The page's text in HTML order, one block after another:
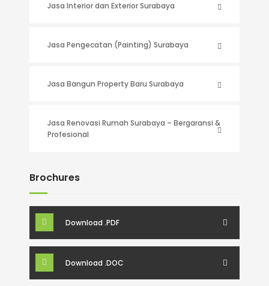
Jasa Interior dan Exterior Surabaya
Jasa Pengecatan (Painting) Surabaya
Jasa Bangun Property Baru Surabaya
Jasa Renovasi Rumah Surabaya – Bergaransi &
Profesional
Brochures
Download .PDF
Download .DOC